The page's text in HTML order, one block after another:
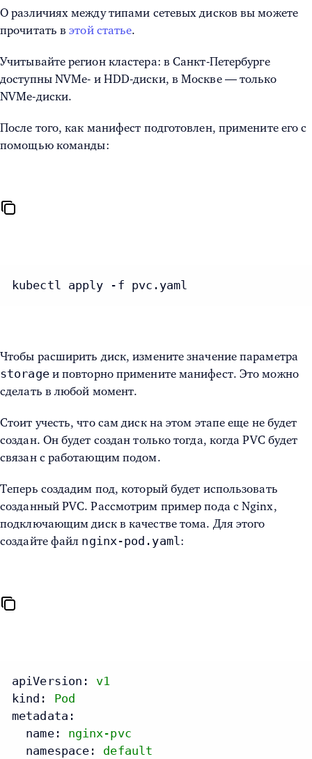
О различиях между типами сетевых дисков вы можете
прочитать вэтой статье.
Учитывайте регион кластера: в Санкт-Петербурге
доступны NVMe- и HDD-диски, в Москве — только
NVMe-диски.
После того, как манифест подготовлен, примените его с
помощью команды:
kubectl apply -f pvc.yaml
Чтобы расширить диск, измените значение параметра
storageи повторно примените манифест. Это можно
сделать в любой момент.
Стоит учесть, что сам диск на этом этапе еще не будет
создан. Он будет создан только тогда, когда PVC будет
связан с работающим подом.
Теперь создадим под, который будет использовать
созданный PVC. Рассмотрим пример пода с Nginx,
подключающим диск в качестве тома. Для этого
создайте файл nginx-pod.yaml:
apiVersion:
v1
kind:
Pod
metadata:
name:
nginx-pvc
namespace:
default